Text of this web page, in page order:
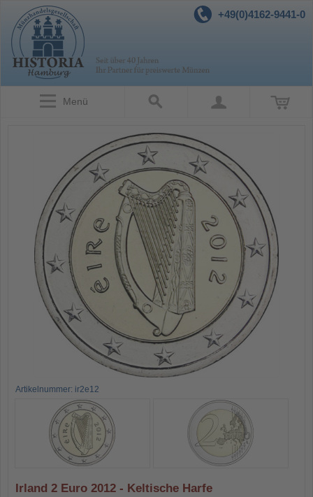
+49(0)4162-9441-0
Menü
Artikelnummer: ir2e12
Irland 2 Euro 2012 - Keltische Harfe